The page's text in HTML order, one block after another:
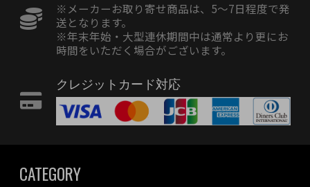
※メーカーお取り寄せ商品は、5〜7日程度で発
送となります。
※年末年始・大型連休期間中は通常より更にお
時間をいただく場合がございます。
クレジットカード対応
CATEGORY